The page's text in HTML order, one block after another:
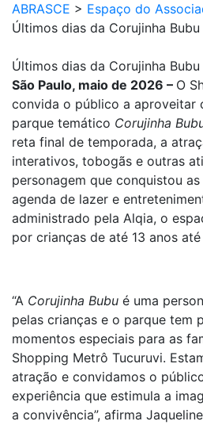
ABRASCE > Espaço do
Últimos dias da Corujinha Bubu
Últimos dias da Corujinha Bubu
São Paulo, maio de 2026 – O
convida o público a aproveitar
parque temático Corujinha
reta final de temporada, a
interativos, tobogãs e outras
personagem que conquistou
agenda de lazer e
administrado pela Alqia, o
por crianças de até 13 anos
“A Corujinha Bubu é uma
pelas crianças e o parque tem
momentos especiais para as
Shopping Metrô Tucuruvi.
atração e convidamos o
experiência que estimula a
a convivência”, afirma